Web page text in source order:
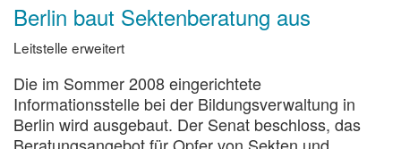
Berlin baut Sektenberatung aus
Leitstelle erweitert
Die im Sommer 2008 eingerichtete
Informationsstelle bei der Bildungsverwaltung in
Berlin wird ausgebaut. Der Senat beschloss, das